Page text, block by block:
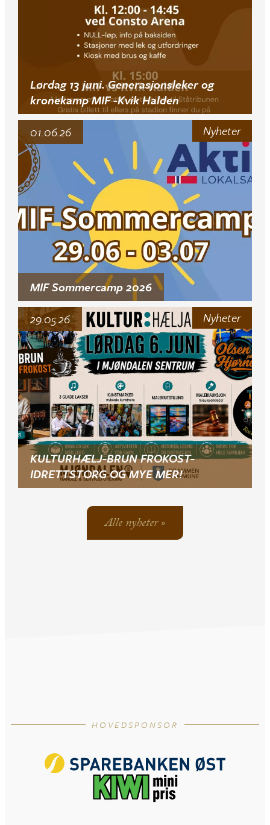
Lørdag 13 juni. Generasjonsleker og
kronekamp MIF -Kvik Halden
Nyheter
MIF Sommercamp 2026
01.06.26
Nyheter
KULTURHÆLJ-BRUN FROKOST-
IDRETTSTORG OG MYE MER!
29.05.26
Alle nyheter »
HOVEDSPONSOR